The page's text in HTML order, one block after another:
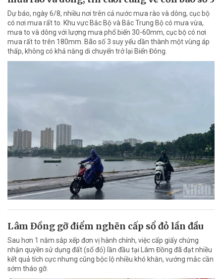
Dự báo, ngày 6/8, nhiều nơi trên cả nước mưa rào và dông, cục bộ
có nơi mưa rất to. Khu vực Bắc Bộ và Bắc Trung Bộ có mưa vừa,
mưa to và dông với lượng mưa phổ biến 30-60mm, cục bộ có nơi
mưa rất to trên 180mm. Bão số 3 suy yếu dần thành một vùng áp
thấp, không có khả năng di chuyển trở lại Biển Đông.
Lâm Đồng gỡ điểm nghẽn cấp sổ đỏ lần đầu
Sau hơn 1 năm sắp xếp đơn vị hành chính, việc cấp giấy chứng
nhận quyền sử dụng đất (sổ đỏ) lần đầu tại Lâm Đồng đã đạt nhiều
kết quả tích cực nhưng cũng bộc lộ nhiều khó khăn, vướng mắc cần
sớm tháo gỡ.